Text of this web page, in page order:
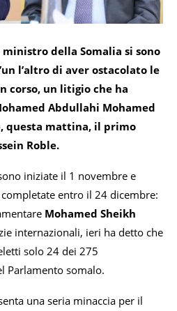
della Somalia si sono
l’altro di aver ostacolato le
corso, un litigio che ha
Abdullahi Mohamed
questa mattina, il primo
Roble.
iniziate il 1 novembre e
entro il 24 dicembre:
Mohamed Sheikh
internazionali, ieri ha detto che
solo 24 dei 275
Parlamento somalo.
una seria minaccia per il